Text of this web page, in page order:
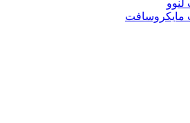
مایکروسافت